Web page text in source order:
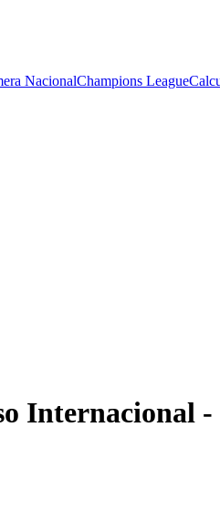
NacionalChampions League
Internacional -